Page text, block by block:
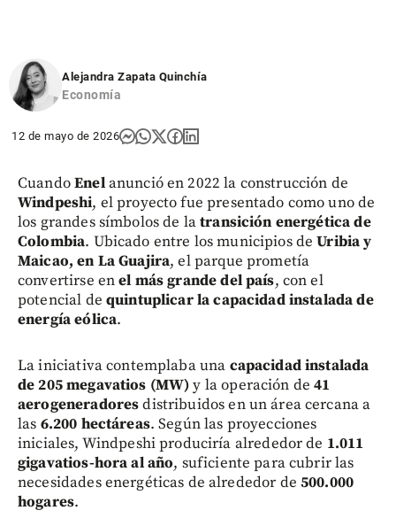
Alejandra Zapata Quinchía
Economía
12 de mayo de 2026
CuandoEnelanunció en 2022 la construcción de
Windpeshi, el proyecto fue presentado como uno de
los grandes símbolos de latransición energética de
Colombia. Ubicado entre los municipios deUribia y
Maicao, en La Guajira, el parque prometía
convertirse enel más grande del país, con el
potencial de quintuplicar la capacidad instalada de
energía eólica.
La iniciativa contemplaba una capacidad instalada
de 205 megavatios (MW)y la operación de41
aerogeneradoresdistribuidos en un área cercana a
las 6.200 hectáreas. Según las proyecciones
iniciales, Windpeshi produciría alrededor de 1.011
gigavatios-hora al año, suficiente para cubrir las
necesidades energéticas de alrededor de 500.000
hogares.